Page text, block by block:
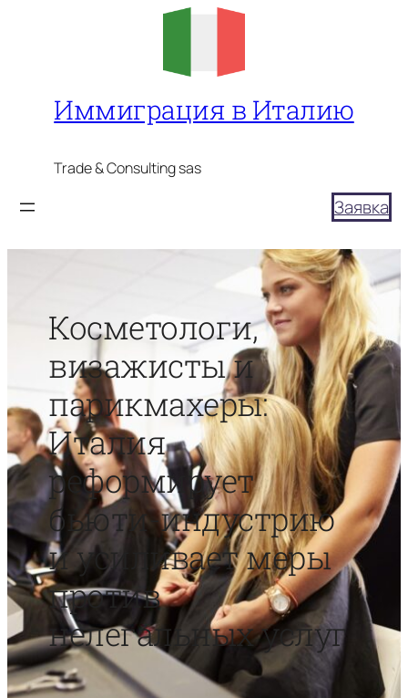
Иммиграция в Италию
Trade & Consulting sas
Заявка
Косметологи,
визажисты и
парикмахеры:
Италия
реформирует
бьюти-индустрию
и усиливает меры
против
нелегальных услуг